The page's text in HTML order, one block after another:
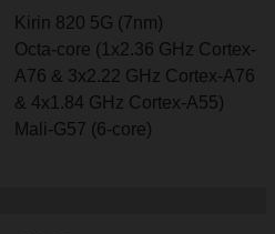
Kirin 820 5G (7nm)
Octa-core (1x2.36 GHz Cortex-
A76 & 3x2.22 GHz Cortex-A76
& 4x1.84 GHz Cortex-A55)
Mali-G57 (6-core)